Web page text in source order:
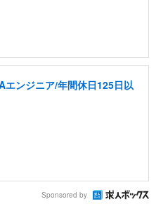
エンジニア/年間休日125日以
Sponsored by